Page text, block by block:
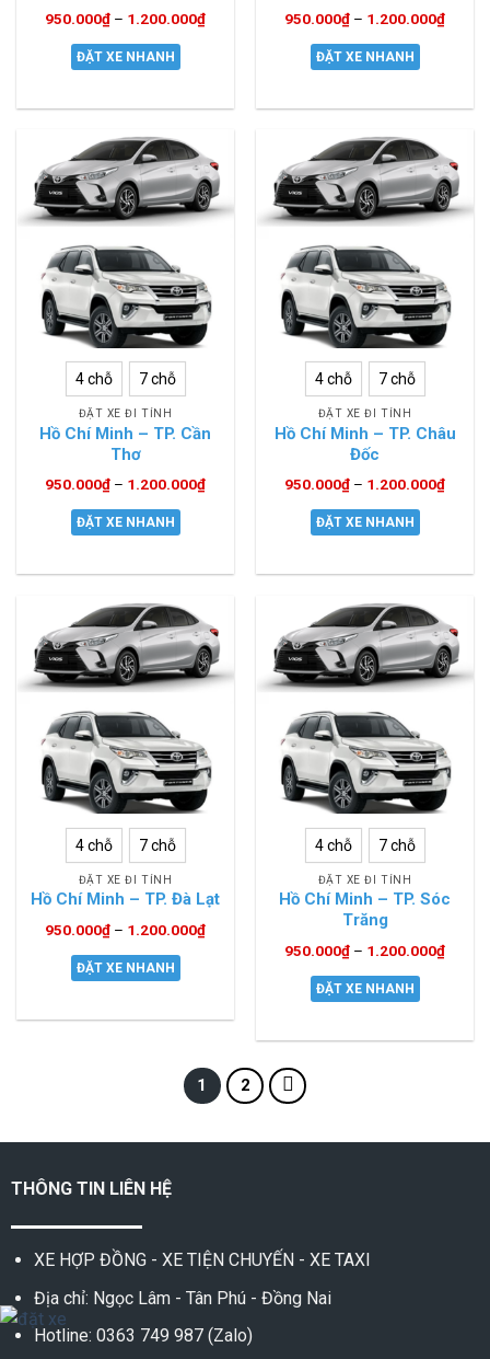
950.000₫ – 1.200.000₫
ĐẶT XE NHANH
950.000₫ – 1.200.000₫
ĐẶT XE NHANH
4 chỗ 7 chỗ
ĐẶT XE ĐI TỈNH
Hồ Chí Minh – TP. Cần
Thơ
950.000₫ – 1.200.000₫
ĐẶT XE NHANH
4 chỗ 7 chỗ
ĐẶT XE ĐI TỈNH
Hồ Chí Minh – TP. Châu
Đốc
950.000₫ – 1.200.000₫
ĐẶT XE NHANH
4 chỗ 7 chỗ
ĐẶT XE ĐI TỈNH
Hồ Chí Minh – TP. Đà Lạt
950.000₫ – 1.200.000₫
ĐẶT XE NHANH
4 chỗ 7 chỗ
ĐẶT XE ĐI TỈNH
Hồ Chí Minh – TP. Sóc
Trăng
950.000₫ – 1.200.000₫
ĐẶT XE NHANH
1 2
THÔNG TIN LIÊN HỆ
XE HỢP ĐỒNG - XE TIỆN CHUYẾN - XE TAXI
Địa chỉ: Ngọc Lâm - Tân Phú - Đồng Nai
Hotline: 0363 749 987 (Zalo)